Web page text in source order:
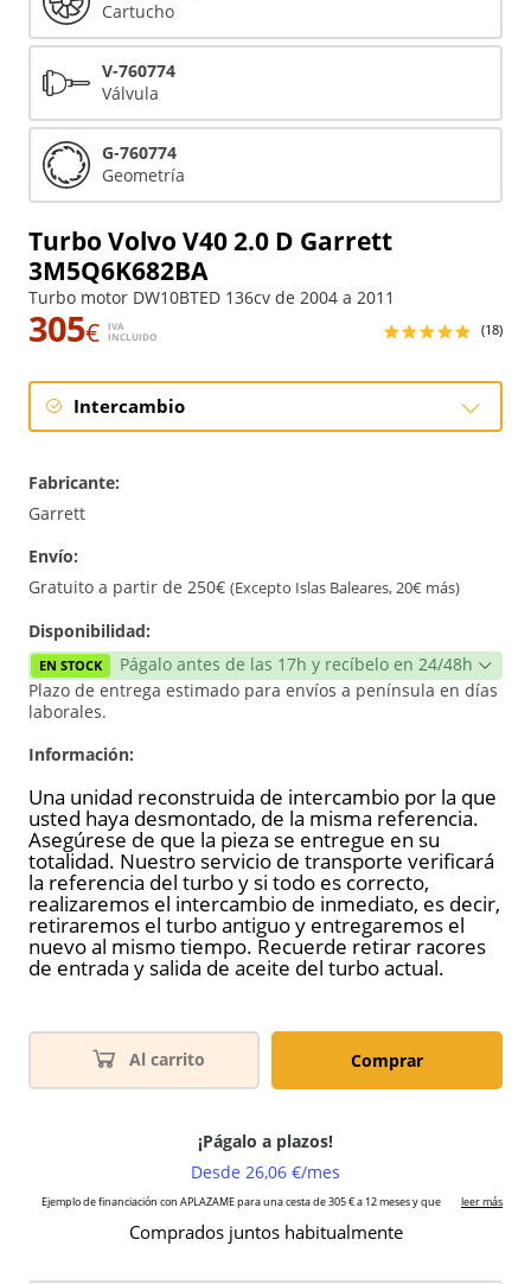
Turbo Volvo V40 2.0 D Garrett
3M5Q6K682BA
Turbo motor DW10BTED 136cv de 2004 a 2011
305€
IVA
INCLUIDO
(18)
Intercambio
Reconstrucción
Reforzado
Fabricante:
Garrett
Envío:
Gratuito a partir de 250€ (Excepto Islas Baleares, 20€ más)
Disponibilidad:
EN STOCK
Págalo antes de las 17h y recíbelo en 24/48h
Plazo de entrega estimado para envíos a península en días
laborales.
Información:
Una unidad reconstruida de intercambio por la que
usted haya desmontado, de la misma referencia.
Asegúrese de que la pieza se entregue en su
totalidad. Nuestro servicio de transporte verificará
la referencia del turbo y si todo es correcto,
realizaremos el intercambio de inmediato, es decir,
retiraremos el turbo antiguo y entregaremos el
nuevo al mismo tiempo. Recuerde retirar racores
de entrada y salida de aceite del turbo actual.
Al carrito Comprar
Comprados juntos habitualmente
Cartucho
V-760774
Válvula
G-760774
Geometría